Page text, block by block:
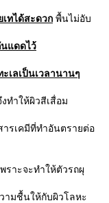
ทได้สะดวก พื้นไม่อับ
แดดไว้
เลเป็นเวลานานๆ
ทำให้ผิวสีเสื่อม
รเคมีที่ทำอันตรายต่อ
พราะจะทำให้ตัวรถผุ
ามชื้นให้กับผิวโลหะ